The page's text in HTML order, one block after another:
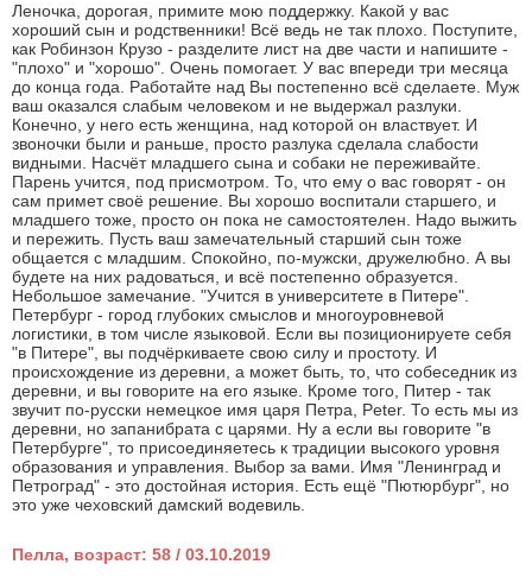
Леночка, дорогая, примите мою поддержку. Какой у вас
хороший сын и родственники! Всё ведь не так плохо. Поступите,
как Робинзон Крузо - разделите лист на две части и напишите -
"плохо" и "хорошо". Очень помогает. У вас впереди три месяца
до конца года. Работайте над Вы постепенно всё сделаете. Муж
ваш оказался слабым человеком и не выдержал разлуки.
Конечно, у него есть женщина, над которой он властвует. И
звоночки были и раньше, просто разлука сделала слабости
видными. Насчёт младшего сына и собаки не переживайте.
Парень учится, под присмотром. То, что ему о вас говорят - он
сам примет своё решение. Вы хорошо воспитали старшего, и
младшего тоже, просто он пока не самостоятелен. Надо выжить
и пережить. Пусть ваш замечательный старший сын тоже
общается с младшим. Спокойно, по-мужски, дружелюбно. А вы
будете на них радоваться, и всё постепенно образуется.
Небольшое замечание. "Учится в университете в Питере".
Петербург - город глубоких смыслов и многоуровневой
логистики, в том числе языковой. Если вы позиционируете себя
"в Питере", вы подчёркиваете свою силу и простоту. И
происхождение из деревни, а может быть, то, что собеседник из
деревни, и вы говорите на его языке. Кроме того, Питер - так
звучит по-русски немецкое имя царя Петра, Peter. То есть мы из
деревни, но запанибрата с царями. Ну а если вы говорите "в
Петербурге", то присоединяетесь к традиции высокого уровня
образования и управления. Выбор за вами. Имя "Ленинград и
Петроград" - это достойная история. Есть ещё "Пютюрбург", но
это уже чеховский дамский водевиль.
Пелла, возраст: 58 / 03.10.2019